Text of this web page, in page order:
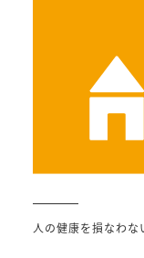
人の健康を損なわな